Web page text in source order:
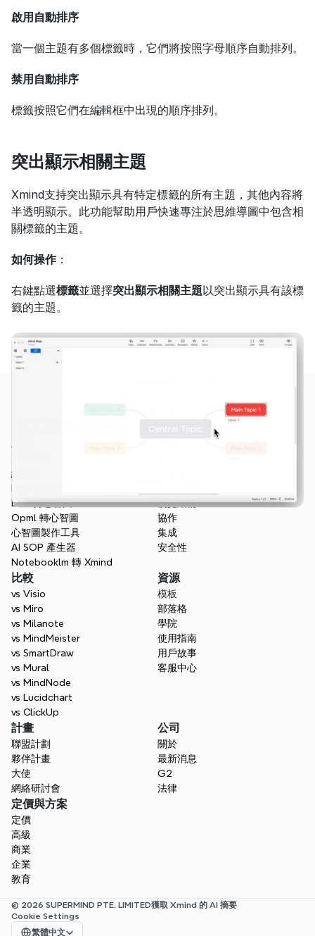
啟用自動排序
當一個主題有多個標籤時，它們將按照字母順序自動排列。
禁用自動排序
標籤按照它們在編輯框中出現的順序排列。
突出顯示相關主題
Xmind支持突出顯示具有特定標籤的所有主題，其他內容將
半透明顯示。此功能幫助用戶快速專注於思維導圖中包含相
關標籤的主題。
如何操作：
右鍵點選標籤並選擇突出顯示相關主題以突出顯示具有該標
籤的主題。
網頁版
Doc 轉心智圖
Opml 轉心智圖
心智圖製作工具
AI SOP 產生器
Notebooklm 轉 Xmind
視覺結構
協作
集成
安全性
比較
vs Visio
vs Miro
vs Milanote
vs MindMeister
vs SmartDraw
vs Mural
vs MindNode
vs Lucidchart
vs ClickUp
資源
模板
部落格
學院
使用指南
用戶故事
客服中心
計畫
聯盟計劃
夥伴計畫
大使
網絡研討會
公司
關於
最新消息
G2
法律
定價與方案
定價
高級
商業
企業
教育
© 2026 SUPERMIND PTE. LIMITED獲取 Xmind 的 AI 摘要
Cookie Settings
Select Language
繁體中文